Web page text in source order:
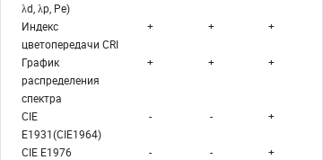
λd, λp, Pe)
Индекс
цветопередачи CRI
+ + +
График
распределения
спектра
+ + +
CIE
E1931(CIE1964)
- - +
CIE E1976 - -
+